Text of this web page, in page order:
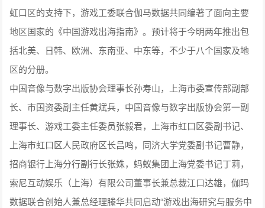
虹口区的支持下，游戏工委联合伽马数据共同编著了面向主要
地区国家的《中国游戏出海指南》。预计将于今明两年推出包
括北美、日韩、欧洲、东南亚、中东等，不少于八个国家及地
区的分册。
中国音像与数字出版协会理事长孙寿山，上海市委宣传部副部
长、市国资委副主任黄斌兵，中国音像与数字出版协会第一副
理事长、游戏工委主任委员张毅君，上海市虹口区委副书记、
上海市虹口区人民政府区长吕鸣，同济大学党委副书记曹静，
招商银行上海分行副行长张姝，蚂蚁集团上海党委书记丁莉，
索尼互动娱乐（上海）有限公司董事长兼总裁江口达雄，伽玛
数据联合创始人兼总经理滕华共同启动“游戏出海研究与服务中